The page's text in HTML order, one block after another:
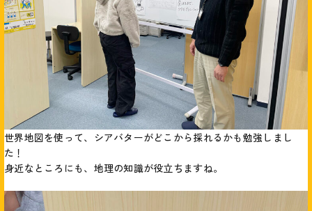
世界地図を使って、シアバターがどこから採れるかも勉強しまし
た！
身近なところにも、地理の知識が役立ちますね。